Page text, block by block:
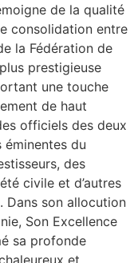
de la qualité
consolidation entre
la Fédération de
prestigieuse
une touche
de haut
officiels des deux
éminentes du
des
civile et d’autres
Dans son allocution
Son Excellence
sa profonde
et